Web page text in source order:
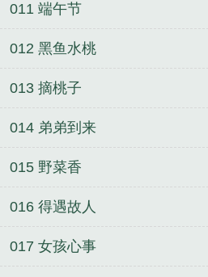
011 端午节
012 黑鱼水桃
013 摘桃子
014 弟弟到来
015 野菜香
016 得遇故人
017 女孩心事